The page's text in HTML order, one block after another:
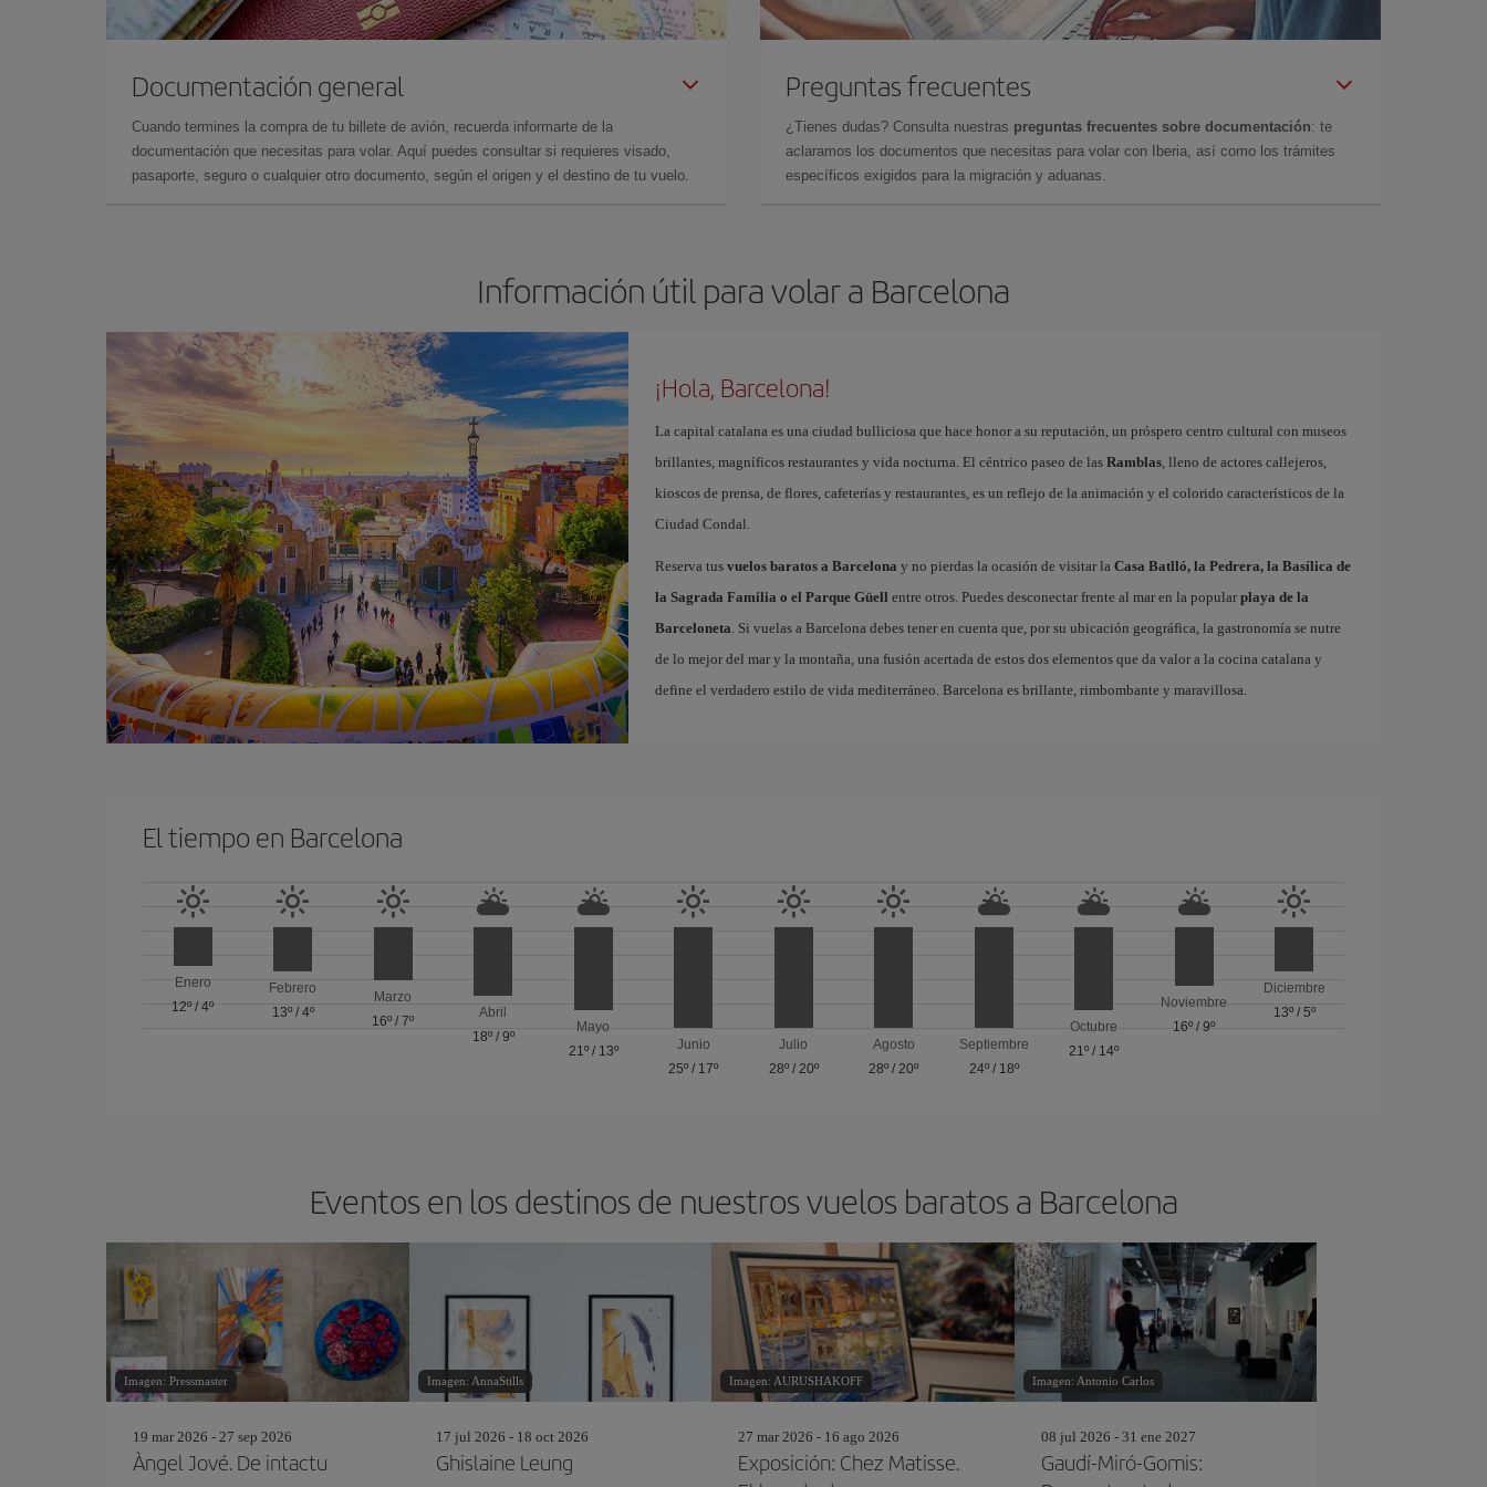
Documentación general
Cuando termines la compra de tu billete de avión, recuerda informarte de la
documentación que necesitas para volar. Aquí puedes consultar si requieres visado,
pasaporte, seguro o cualquier otro documento, según el origen y el destino de tu vuelo.
Preguntas frecuentes
¿Tienes dudas? Consulta nuestras preguntas frecuentes sobre documentación: te
aclaramos los documentos que necesitas para volar con Iberia, así como los trámites
específicos exigidos para la migración y aduanas.
Información útil para volar a Barcelona
¡Hola, Barcelona!
La capital catalana es una ciudad bulliciosa que hace honor a su reputación, un próspero centro cultural con museos
brillantes, magníficos restaurantes y vida nocturna. El céntrico paseo de las Ramblas, lleno de actores callejeros,
kioscos de prensa, de flores, cafeterías y restaurantes, es un reflejo de la animación y el colorido característicos de la
Ciudad Condal.
Reserva tus vuelos baratos a Barcelona y no pierdas la ocasión de visitar la Casa Batlló, la Pedrera, la Basílica de
la Sagrada Familia o el Parque Güell entre otros. Puedes desconectar frente al mar en la popular playa de la
Barceloneta. Si vuelas a Barcelona debes tener en cuenta que, por su ubicación geográfica, la gastronomía se nutre
de lo mejor del mar y la montaña, una fusión acertada de estos dos elementos que da valor a la cocina catalana y
define el verdadero estilo de vida mediterráneo. Barcelona es brillante, rimbombante y maravillosa.
El tiempo en Barcelona
Enero
12º/4º
Febrero
13º/ 4º
Marzo
16º /7º
Abril
18º/ 9º
Mayo
21º/ 13º
Junio
25º / 17º
Julio
28º/ 20º
Agosto
28º /20º
Septiembre
24º/ 18º
Octubre
21º / 14º
Noviembre
16º /9º
Diciembre
13º/ 5º
Eventos en los destinos de nuestros vuelos baratos a Barcelona
Imagen: Pressmaster
19 mar 2026 - 27 sep 2026
Àngel Jové. De intactu
Imagen: AnnaStills
17 jul 2026 - 18 oct 2026
Ghislaine Leung
Imagen: AURUSHAKOFF
27 mar 2026 - 16 ago 2026
Exposición: Chez Matisse.
Imagen: Antonio Carlos
08 jul 2026 - 31 ene 2027
Gaudí-Miró-Gomis: